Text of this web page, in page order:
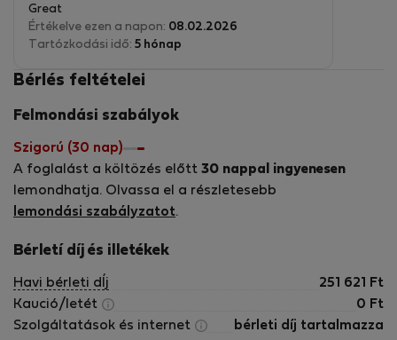
Great
Értékelve ezen a napon: 08.02.2026
Tartózkodási idő: 5 hónap
Bérlés feltételei
Felmondási szabályok
Szigorú (30 nap)
A foglalást a költözés előtt 30 nappal ingyenesen
lemondhatja. Olvassa el a részletesebb
lemondási szabályzatot.
Bérletí díj és illetékek
Havi bérleti dÍj 251 621
Ft
Kaució/letét
0 Ft
Szolgáltatások és internet
bérleti díj tartalmazza